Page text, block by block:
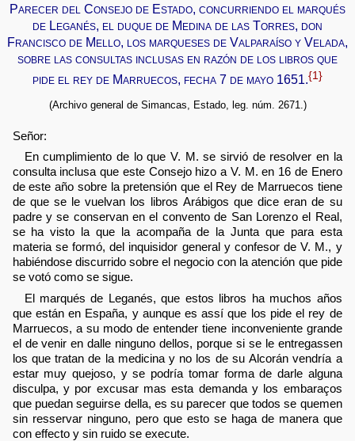
Parecer del Consejo de Estado, concurriendo el marqués
de Leganés, el duque de Medina de las Torres, don
Francisco de Mello, los marqueses de Valparaíso y Velada,
sobre las consultas inclusas en razón de los libros que
pide el rey de Marruecos, fecha 7 de mayo 1651.{1}
(Archivo general de Simancas, Estado, leg. núm. 2671.)
Señor:
En cumplimiento de lo que V. M. se sirvió de resolver en la
consulta inclusa que este Consejo hizo a V. M. en 16 de Enero
de este año sobre la pretensión que el Rey de Marruecos tiene
de que se le vuelvan los libros Arábigos que dice eran de su
padre y se conservan en el convento de San Lorenzo el Real,
se ha visto la que la acompaña de la Junta que para esta
materia se formó, del inquisidor general y confesor de V. M., y
habiéndose discurrido sobre el negocio con la atención que pide
se votó como se sigue.
El marqués de Leganés, que estos libros ha muchos años
que están en España, y aunque es assí que los pide el rey de
Marruecos, a su modo de entender tiene inconveniente grande
el de venir en dalle ninguno dellos, porque si se le entregassen
los que tratan de la medicina y no los de su Alcorán vendría a
estar muy quejoso, y se podría tomar forma de darle alguna
disculpa, y por excusar mas esta demanda y los embaraços
que puedan seguirse della, es su parecer que todos se quemen
sin resservar ninguno, pero que esto se haga de manera que
con effecto y sin ruido se execute.